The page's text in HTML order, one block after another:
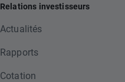
Relations investisseurs
Actualités
Rapports
Cotation